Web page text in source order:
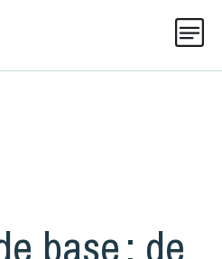
0-5
base : de